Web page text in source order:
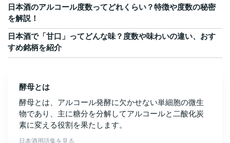
日本酒のアルコール度数ってどれくらい？特徴や度数の秘密
を解説！
日本酒で「甘口」ってどんな味？度数や味わいの違い、おす
すめ銘柄を紹介
酵母とは
酵母とは、アルコール発酵に欠かせない単細胞の微生
物であり、主に糖分を分解してアルコールと二酸化炭
素に変える役割を果たします。
日本酒用語集を見る